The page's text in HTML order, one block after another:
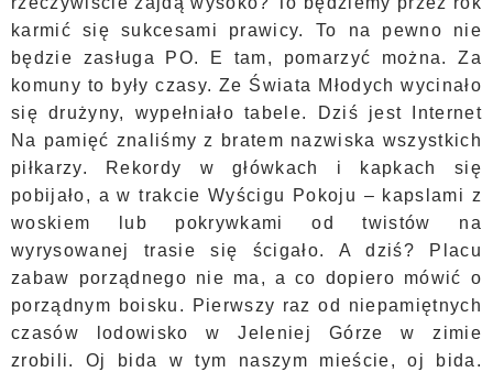
karmić się sukcesami prawicy. To na pewno nie
będzie zasługa PO. E tam, pomarzyć można. Za
komuny to były czasy. Ze Świata Młodych wycinało
się drużyny, wypełniało tabele. Dziś jest Internet
Na pamięć znaliśmy z bratem nazwiska wszystkich
piłkarzy. Rekordy w główkach i kapkach się
pobijało, a w trakcie Wyścigu Pokoju – kapslami z
woskiem lub pokrywkami od twistów na
wyrysowanej trasie się ścigało. A dziś? Placu
zabaw porządnego nie ma, a co dopiero mówić o
porządnym boisku. Pierwszy raz od niepamiętnych
czasów lodowisko w Jeleniej Górze w zimie
zrobili. Oj bida w tym naszym mieście, oj bida.